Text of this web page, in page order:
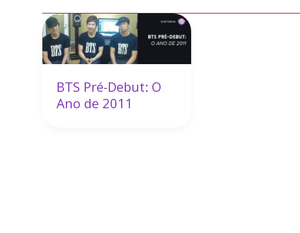
BTS Pré-Debut: O
Ano de 2011